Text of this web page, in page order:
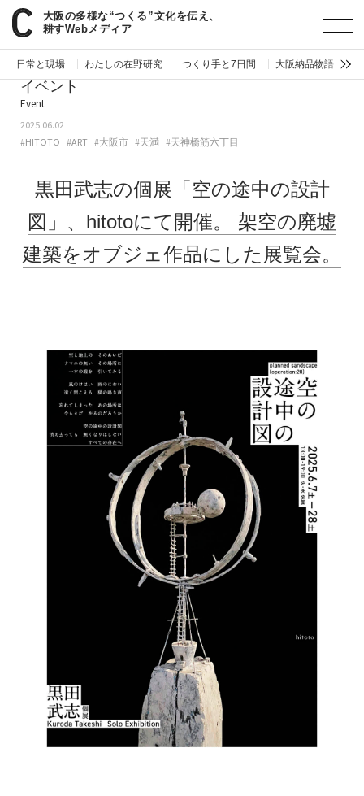
大阪の多様な“つくる”文化を伝え、
耕すWebメディア
日常と現場 わたしの在野研究 つくり手と7日間 大阪納品物語
paperC 今週のイベント
イベント
Event
2025.06.02
#HITOTO #ART #大阪市 #天満 #天神橋筋六丁目
黒田武志の個展「空の途中の設計
図」、hitotoにて開催。
架空の廃墟
建築をオブジェ作品にした展覧会。